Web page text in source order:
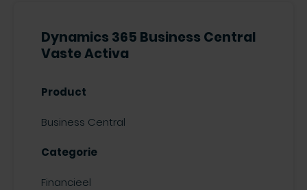
Dynamics 365 Business Central
Vaste Activa
Product
Business Central
Categorie
Financieel